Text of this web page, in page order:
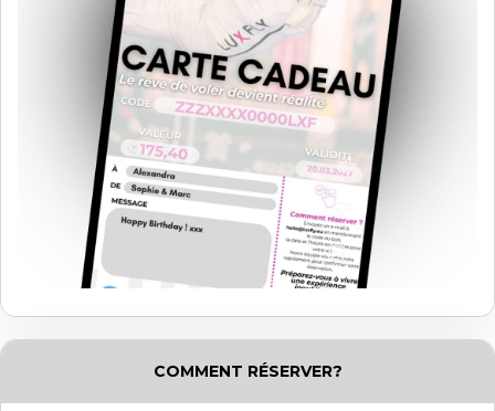
COMMENT RÉSERVER?